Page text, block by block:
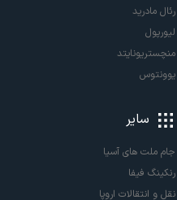
رئال مادرید
لیورپول
منچستریونایتد
یوونتوس
سایر
جام ملت های آسیا
رنکینگ فیفا
نقل و انتقالات اروپا